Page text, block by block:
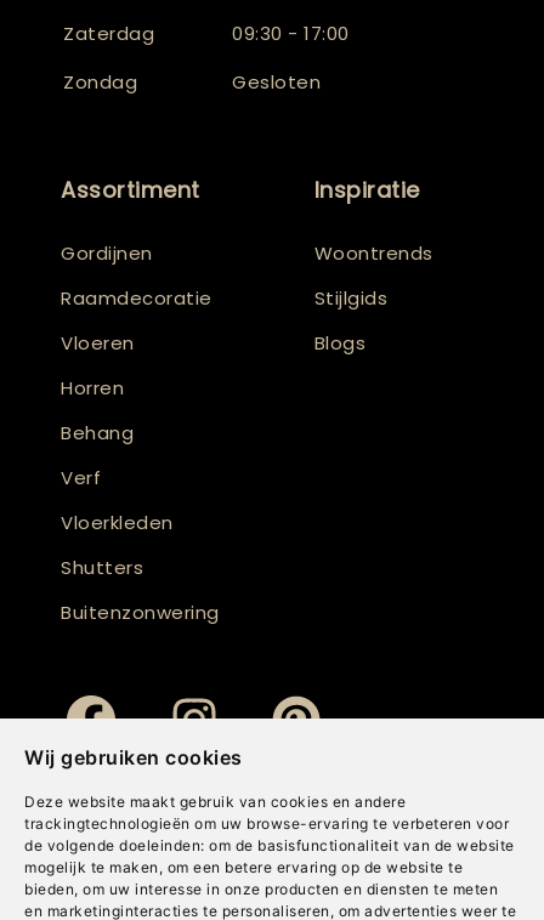
Wij gebruiken cookies
Deze website maakt gebruik van cookies en andere
trackingtechnologieën om uw browse-ervaring te verbeteren voor
de volgende doeleinden: om de basisfunctionaliteit van de website
mogelijk te maken , om een betere ervaring op de website te
bieden, om uw interesse in onze producten en diensten te meten
en marketinginteracties te personaliseren , om advertenties weer te
Zaterdag
09:30 - 17:00
Zondag
Gesloten
Assortiment
Gordijnen
Raamdecoratie
Vloeren
Horren
Behang
Verf
Vloerkleden
Shutters
Buitenzonwering
Inspiratie
Woontrends
Stijlgids
Blogs